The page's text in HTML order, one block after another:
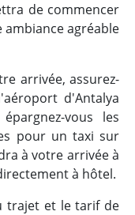
de commencer
ambiance agréable
arrivée, assurez-
d'Antalya
vous les
pour un taxi sur
à votre arrivée à
à hôtel.
trajet et le tarif de